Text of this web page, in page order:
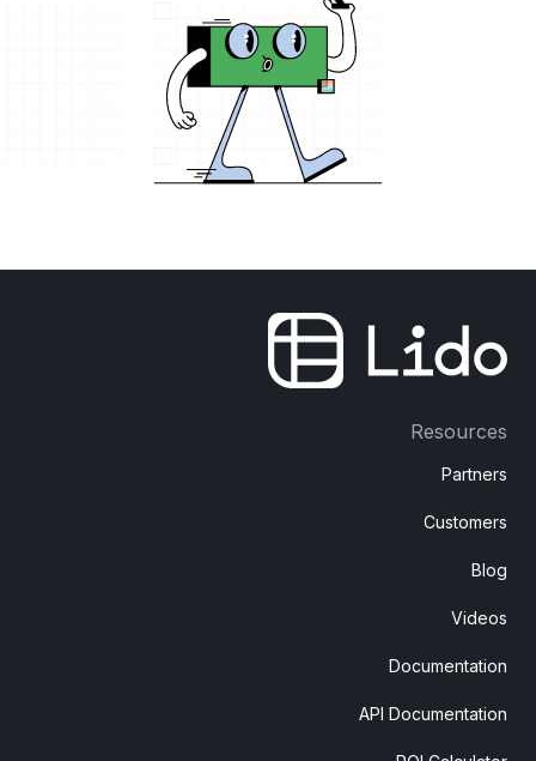
Resources
Partners
Customers
Blog
Videos
Documentation
API Documentation